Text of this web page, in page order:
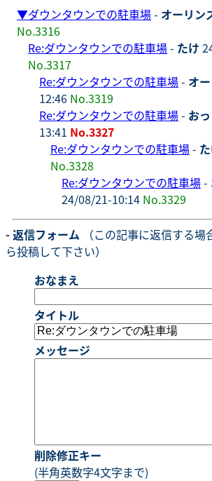
▼ダウンタウンでの駐車場- オーリン
No.3316
Re:ダウンタウンでの駐車場- たけ
No.3317
Re:ダウンタウンでの駐車場- オ
12:46 No.3319
Re:ダウンタウンでの駐車場- お
13:41 No.3327
Re:ダウンタウンでの駐車場-
No.3328
Re:ダウンタウンでの駐車場-
24/08/21-10:14 No.3329
- 返信フォーム （この記事に返信する
ら投稿して下さい）
おなまえ
タイトル
メッセージ
削除修正キー
(半角英数字4文字まで)